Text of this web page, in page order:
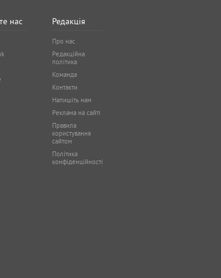
нас Редакція
Про нас
Редакційна
політика
Команда
Контакти
Напишіть нам
Реклама на сайті
Правила
користування
сайтом
Політика
конфіденційності